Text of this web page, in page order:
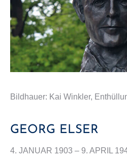
Bildhauer: Kai Winkler,
GEORG ELSER
4. JANUAR 1903 – 9. APRIL